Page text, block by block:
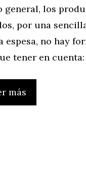
general, los
por una
espesa, no hay
tener en cuenta:
más